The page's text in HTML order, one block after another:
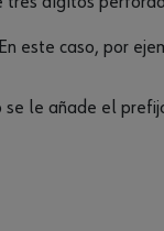
este caso, por
se le añade el